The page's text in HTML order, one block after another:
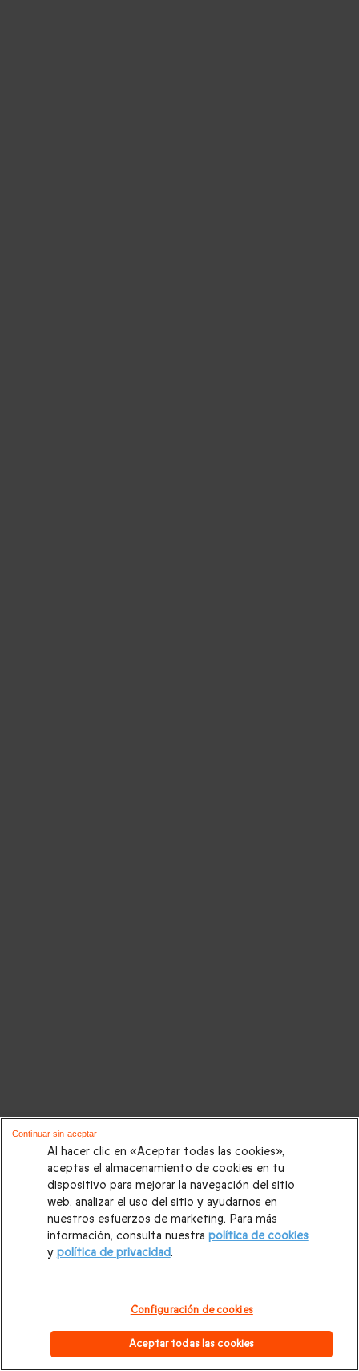
Al hacer clic en «Aceptar todas las cookies»,
aceptas el almacenamiento de cookies en tu
dispositivo para mejorar la navegación del sitio
web, analizar el uso del sitio y ayudarnos en
nuestros esfuerzos de marketing. Para más
información, consulta nuestra política de cookies
y política de privacidad.
Configuración de cookies
Aceptar todas las cookies
Continuar sin aceptar